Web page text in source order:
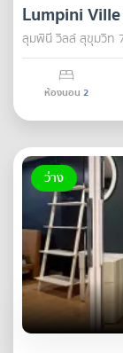
Lumpini
ลุมพินี วิลล์ สุขุมวิท
ห้องนอน 2
ว่าง